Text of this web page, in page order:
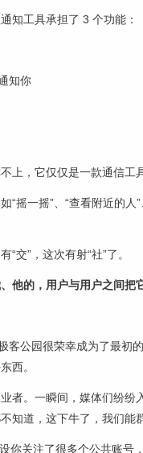
知工具承担了 3 个功能：
知你
上，它仅仅是一款通信工具
“摇一摇”、“查看附近的
交”，这次有射“社”了。
他的，用户与用户之间把
客公园很荣幸成为了最初
西。
者。一瞬间，媒体们纷
知道，这下牛了，我们能
你关注了很多个公共账号